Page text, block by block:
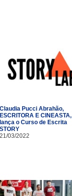
Claudia Pucci Abrahão,
ESCRITORA E CINEASTA,
lança o Curso de Escrita
STORY
21/03/2022